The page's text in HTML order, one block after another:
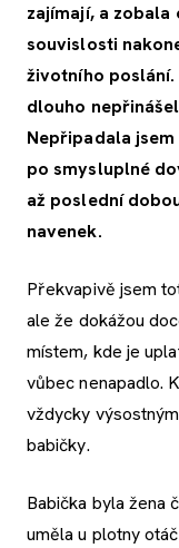
zajímají, a zobala
souvislosti
životního
dlouho
Nepřipadala
po smysluplné
až poslední
navenek.
Překvapivě jsem
ale že dokážou
místem, kde je
vůbec nenapadlo.
vždycky
babičky.
Babička byla žena
uměla u plotny